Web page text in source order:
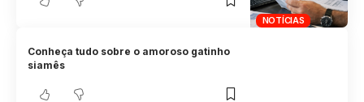
NOTÍCIAS
Conheça tudo sobre o amoroso gatinho
siamês